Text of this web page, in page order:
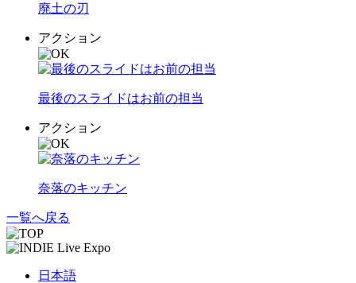
廃土の刃
アクション
最後のスライドはお前の担当
アクション
奈落のキッチン
一覧へ戻る
日本語